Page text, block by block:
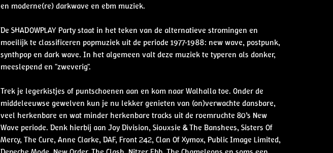
en moderne(re) darkwave en ebm muziek.
De SHADOWPLAY Party staat in het teken van de alternatieve stromingen en
moeilijk te classificeren popmuziek uit de periode 1977-1988: new wave, postpunk,
synthpop en dark wave. In het algemeen valt deze muziek te typeren als donker,
meeslepend en "zweverig".
Trek je legerkistjes of puntschoenen aan en kom naar Walhalla toe. Onder de
middeleeuwse gewelven kun je nu lekker genieten van (on)verwachte dansbare,
veel herkenbare en wat minder herkenbare tracks uit de roemruchte 80’s New
Wave periode. Denk hierbij aan Joy Division, Siouxsie & The Banshees, Sisters Of
Mercy, The Cure, Anne Clarke, DAF, Front 242, Clan Of Xymox, Public Image Limited,